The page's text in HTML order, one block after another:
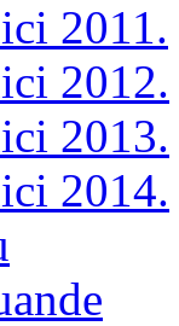
2011.
2012.
2013.
2014.